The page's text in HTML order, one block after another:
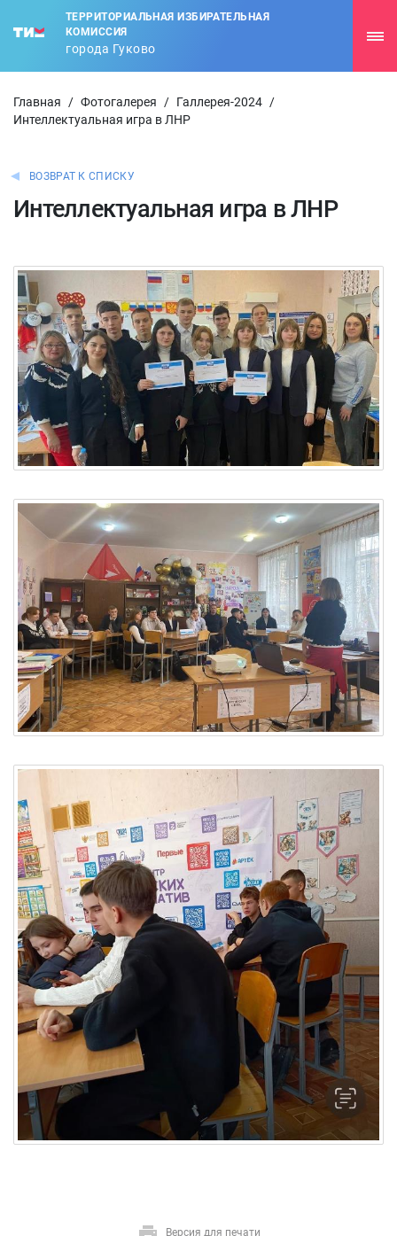
ТЕРРИТОРИАЛЬНАЯ ИЗБИРАТЕЛЬНАЯ
КОМИССИЯ
города Гуково
Главная / Фотогалерея / Галлерея-2024 /
Интеллектуальная игра в ЛНР
ВОЗВРАТ К СПИСКУ
Интеллектуальная игра в ЛНР
Версия для печати